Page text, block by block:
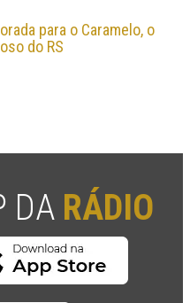
para o Caramelo, o
do RS
DA RÁDIO